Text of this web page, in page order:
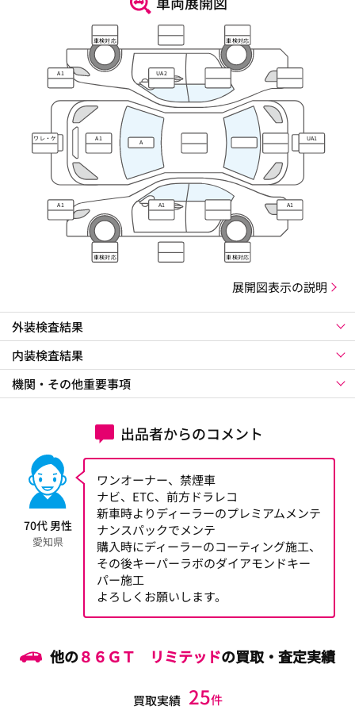
車検対応 車検対応
A1 UA2
ワレ・ケ
ズレ
A1
A
UA1
A1 A1 A1
車検対応 車検対応
展開図表示の説明
外装検査結果
内装検査結果
機関・その他重要事項
出品者からのコメント
70代 男性
愛知県
ワンオーナー、禁煙車
ナビ、ETC、前方ドラレコ
新車時よりディーラーのプレミアムメンテ
ナンスパックでメンテ
購入時にディーラーのコーティング施工、
その後キーパーラボのダイアモンドキー
パー施工
よろしくお願いします。
他の８６ＧＴ リミテッドの買取・査定実績
買取実績 25件